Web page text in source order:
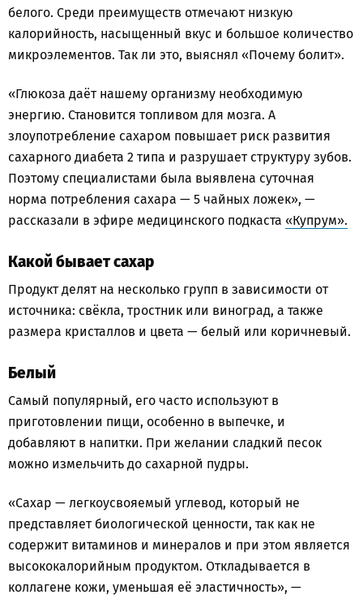
белого. Среди преимуществ отмечают низкую
калорийность, насыщенный вкус и большое количество
микроэлементов. Так ли это, выяснял «Почему болит».
«Глюкоза даёт нашему организму необходимую
энергию. Становится топливом для мозга. А
злоупотребление сахаром повышает риск развития
сахарного диабета 2 типа и разрушает структуру зубов.
Поэтому специалистами была выявлена суточная
норма потребления сахара — 5 чайных ложек», —
рассказали в эфире медицинского подкаста «Купрум».
Какой бывает сахар
Продукт делят на несколько групп в зависимости от
источника: свёкла, тростник или виноград, а также
размера кристаллов и цвета — белый или коричневый.
Белый
Самый популярный, его часто используют в
приготовлении пищи, особенно в выпечке, и
добавляют в напитки. При желании сладкий песок
можно измельчить до сахарной пудры.
«Сахар — легкоусвояемый углевод, который не
представляет биологической ценности, так как не
содержит витаминов и минералов и при этом является
высококалорийным продуктом. Откладывается в
коллагене кожи, уменьшая её эластичность», —